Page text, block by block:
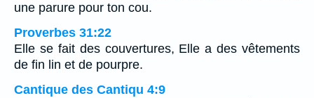
une parure pour ton cou.
Proverbes 31:22
Elle se fait des couvertures, Elle a des vêtements
de fin lin et de pourpre.
Cantique des Cantiqu 4:9